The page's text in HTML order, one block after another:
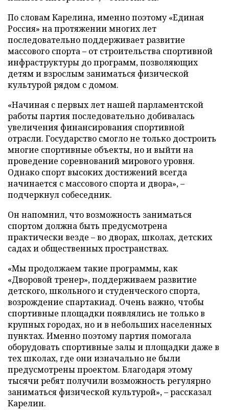
По словам Карелина, именно поэтому «Единая
Россия» на протяжении многих лет
последовательно поддерживает развитие
массового спорта – от строительства спортивной
инфраструктуры до программ, позволяющих
детям и взрослым заниматься физической
культурой рядом с домом.
«Начиная с первых лет нашей парламентской
работы партия последовательно добивалась
увеличения финансирования спортивной
отрасли. Государство смогло не только достроить
многие спортивные объекты, но и выйти на
проведение соревнований мирового уровня.
Однако спорт высоких достижений всегда
начинается с массового спорта и двора», –
подчеркнул собеседник.
Он напомнил, что возможность заниматься
спортом должна быть предусмотрена
практически везде – во дворах, школах, детских
садах и общественных пространствах.
«Мы продолжаем такие программы, как
«Дворовой тренер», поддерживаем развитие
детского, школьного и студенческого спорта,
возрождение спартакиад. Очень важно, чтобы
спортивные площадки появлялись не только в
крупных городах, но и в небольших населенных
пунктах. Именно поэтому партия помогала
оборудовать спортивные залы и площадки даже в
тех школах, где они изначально не были
предусмотрены проектом. Благодаря этому
тысячи ребят получили возможность регулярно
заниматься физической культурой», – рассказал
Карелин.